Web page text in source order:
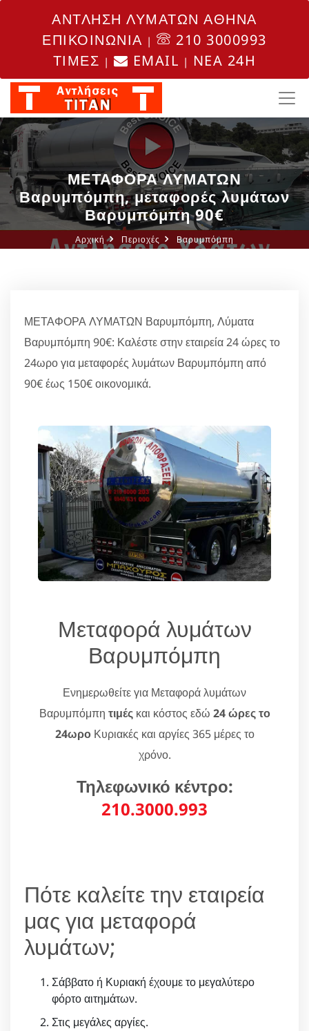
ΑΝΤΛΗΣΗ ΛΥΜΑΤΩΝ ΑΘΗΝΑ
ΕΠΙΚΟΙΝΩΝΙΑ |
210 3000993
ΤΙΜΕΣ | EMAIL | NEA 24H
ΜΕΤΑΦΟΡΑ ΛΥΜΑΤΩΝ
Βαρυμπόμπη, μεταφορές λυμάτων
Βαρυμπόμπη 90€
Αρχική Περιοχές Βαρυμπόμπη
ΜΕΤΑΦΟΡΑ ΛΥΜΑΤΩΝ Βαρυμπόμπη, Λύματα
Βαρυμπόμπη 90€: Καλέστε στην εταιρεία 24 ώρες το
24ωρο για μεταφορές λυμάτων Βαρυμπόμπη από
90€ έως 150€ οικονομικά.
Μεταφορά λυμάτων
Βαρυμπόμπη
Ενημερωθείτε για Μεταφορά λυμάτων
Βαρυμπόμπη τιμέςκαι κόστος εδώ 24 ώρες το
24ωροΚυριακές και αργίες 365 μέρες το
χρόνο.
Τηλεφωνικό κέντρο:
210.3000.993
Πότε καλείτε την εταιρεία
μας για μεταφορά
λυμάτων;
Σάββατο ή Κυριακή έχουμε το μεγαλύτερο
φόρτο αιτημάτων.
Στις μεγάλες αργίες.